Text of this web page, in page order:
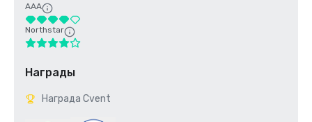
AAA
Northstar
Награды
Награда Cvent